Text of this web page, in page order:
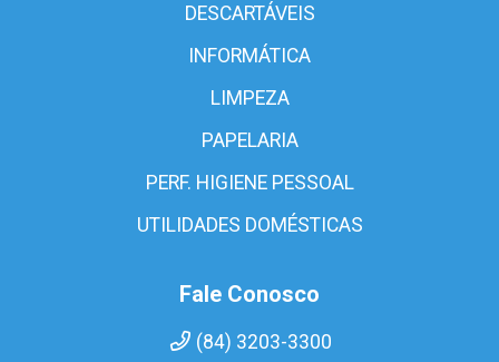
DESCARTÁVEIS
INFORMÁTICA
LIMPEZA
PAPELARIA
PERF. HIGIENE PESSOAL
UTILIDADES DOMÉSTICAS
Fale Conosco
(84) 3203-3300